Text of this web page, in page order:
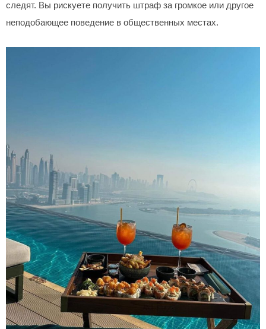
следят. Вы рискуете получить штраф за громкое или другое
неподобающее поведение в общественных местах.